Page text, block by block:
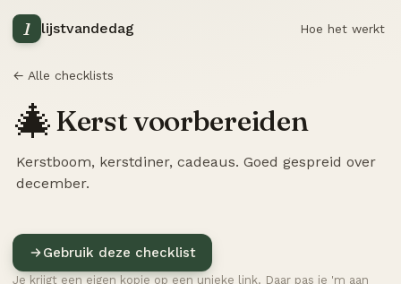
1 lijstvandedag Hoe het werkt
← Alle checklists
🎄Kerst voorbereiden
Kerstboom, kerstdiner, cadeaus. Goed gespreid over
december.
Gebruik deze checklist
Je krijgt een eigen kopie op een unieke link. Daar pas je 'm aan